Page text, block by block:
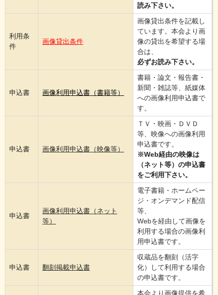
読み下さい。
利用条
件
画像貸出条件
画像貸出条件を記載し
ています。本会より画
像の貸出を希望する場
合は、
必ずお読み下さい。
申込書 画像利用申込書（書籍等）
書籍・論文・報告書・
新聞・雑誌等、紙媒体
への画像利用申込書で
す。
申込書 画像利用申込書（映像等）
ＴＶ・映画・ＤＶＤ
等、映像への画像利用
申込書です。
※Web経由の映像は
（ネット等）の申込書
をご利用下さい。
申込書
画像利用申込書（ネット
等）
電子書籍・ホームペー
ジ・オンデマンド配信
等、
Webを経由して画像を
利用する場合の画像利
用申込書です。
申込書 翻刻掲載申込書
収蔵品を翻刻（活字
化）して利用する場合
の申込書です。
本会より画像提供を希